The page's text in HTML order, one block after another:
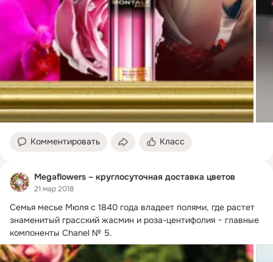
Комментировать Класс
Megaflowers – круглосуточная доставка цветов
21 мар 2018
Семья месье Мюля с 1840 года владеет полями, где растет
знаменитый грасский жасмин и роза-центифолия − главные
компоненты Chanel № 5.